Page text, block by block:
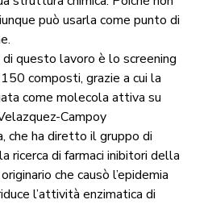
può usarla come punto di
questo lavoro è lo screening
composti, grazie a cui la
come molecola attiva su
Campoy
che ha diretto il gruppo di
ricerca di farmaci inibitori della
che causò l’epidemia
l’attività enzimatica di